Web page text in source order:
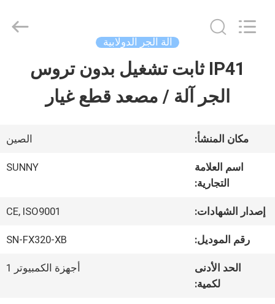
أشرطة
معلومات
SUNNY
آلة الجر الدولابية
IP41 ثابت تشغيل بدون تروس
الجر آلة / مصعد قطع غيار
مكان المنشأ: الصين
اسم العلامة
التجارية:
SUNNY
إصدار الشهادات: CE, ISO9001
رقم الموديل: SN-FX320-XB
الحد الأدنى
لكمية:
أجهزة الكمبيوتر 1